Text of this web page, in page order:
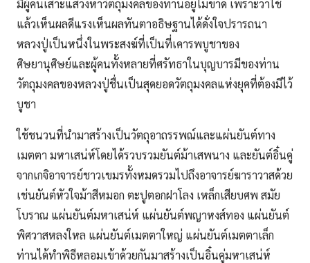
มีผู้คนเสาะแสวงหาวัตถุมงคลของท่านอยู่ไม่ขาด เพราะว่าใช้
แล้วเห็นผลดีแรงเห็นผลทันตาอธิษฐานได้ดั่งใจปรารถนา
หลวงปู่เป็นหนึ่งในพระสงฆ์ที่เป็นที่เคารพบูชาของ
ศิษยานุศิษย์และผู้คนทั้งหลายที่ศรัทธาในบุญบารมีของท่าน
วัตถุมงคลของหลวงปู่ชื่นเป็นสุดยอดวัตถุมงคลแห่งยุคที่ต้องมีไว้
บูชา
ใช้ชนวนที่นำมาสร้างเป็นวัตถุอาถรรพณ์และแผ่นยันต์ทาง
เมตตา มหาเสน่ห์โดยได้รวบรวมยันต์ม้าเสพนาง และยันต์อิ๋นคู่
จากเกจิอาจารย์ชาวเขมรทั้งหมดรวมไปถึงอาจารย์ฆาราวาสด้วย
เช่นยันต์หัวใจม้าสีหมอก ตะปูตอกฝาโลง เหล็กเสียบศพ สมัย
โบราณ แผ่นยันต์มหาเสน่ห์ แผ่นยันต์พญาหงส์ทอง แผ่นยันต์
พิศวาสหลงใหล แผ่นยันต์เมตตาใหญ่ แผ่นยันต์เมตตาเล็ก
ท่านได้ทำพิธีหลอมเข้าด้วยกันมาสร้างเป็นอิ๋นคู่มหาเสน่ห์